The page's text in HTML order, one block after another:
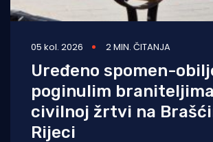
05 kol. 2026 2 MIN. ČITANJA
Uređeno spomen-
poginulim
civilnoj žrtvi na
Rijeci